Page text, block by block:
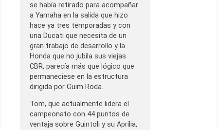
se había retirado para acompañar
a Yamaha en la salida que hizo
hace ya tres temporadas y con
una Ducati que necesita de un
gran trabajo de desarrollo y la
Honda que no jubila sus viejas
CBR, parecía más que lógico que
permaneciese en la estructura
dirigida por Guim Roda.
Tom, que actualmente lidera el
campeonato con 44 puntos de
ventaja sobre Guintoli y su Aprilia,